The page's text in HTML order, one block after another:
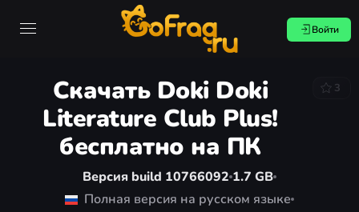
Войти
Скачать Doki Doki
Literature Club Plus!
бесплатно на ПК
3
Версия build 10766092 1.7 GB
Полная версия на русском языке